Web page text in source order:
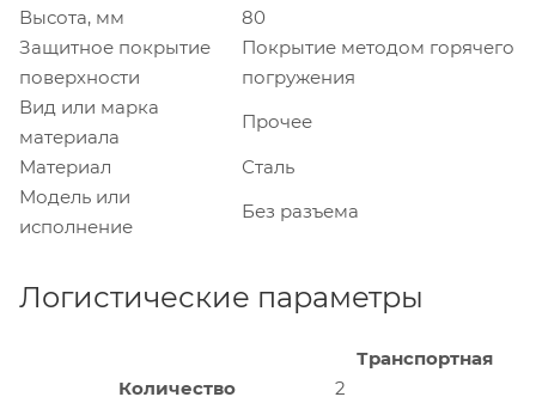
Высота, мм
80
Защитное покрытие
поверхности
Покрытие методом горячего
погружения
Вид или марка
материала
Прочее
Материал
Сталь
Модель или
исполнение
Без разъема
Логистические параметры
Транспортная
Количество
2